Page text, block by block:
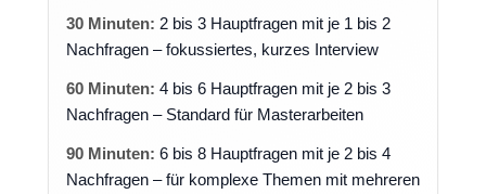
30 Minuten: 2 bis 3 Hauptfragen mit je 1 bis 2
Nachfragen – fokussiertes, kurzes Interview
60 Minuten: 4 bis 6 Hauptfragen mit je 2 bis 3
Nachfragen – Standard für Masterarbeiten
90 Minuten: 6 bis 8 Hauptfragen mit je 2 bis 4
Nachfragen – für komplexe Themen mit mehreren